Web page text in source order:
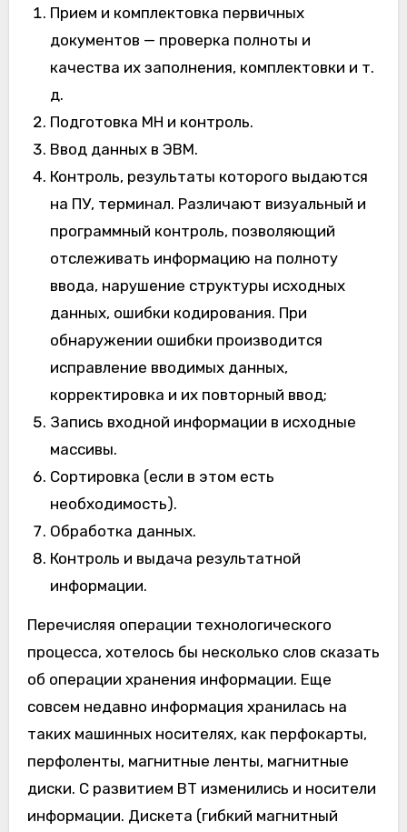
Прием и комплектовка первичных
документов — проверка полноты и
качества их заполнения, комплектовки и т.
д.
Подготовка МН и контроль.
Ввод данных в ЭВМ.
Контроль, результаты которого выдаются
на ПУ, терминал. Различают визуальный и
программный контроль, позволяющий
отслеживать информацию на полноту
ввода, нарушение структуры исходных
данных, ошибки кодирования. При
обнаружении ошибки производится
исправление вводимых данных,
корректировка и их повторный ввод;
Запись входной информации в исходные
массивы.
Сортировка (если в этом есть
необходимость).
Обработка данных.
Контроль и выдача результатной
информации.
Перечисляя операции технологического
процесса, хотелось бы несколько слов сказать
об операции хранения информации. Еще
совсем недавно информация хранилась на
таких машинных носителях, как перфокарты,
перфоленты, магнитные ленты, магнитные
диски. С развитием ВТ изменились и носители
информации. Дискета (гибкий магнитный